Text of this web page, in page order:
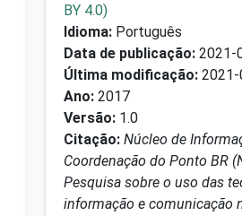
BY 4.0)
Idioma: Português
Data de publicação: 2021-
Última modificação: 2021-
Ano: 2017
Versão: 1.0
Citação: Núcleo de
Coordenação do Ponto BR
Pesquisa sobre o uso das
informação e comunicação